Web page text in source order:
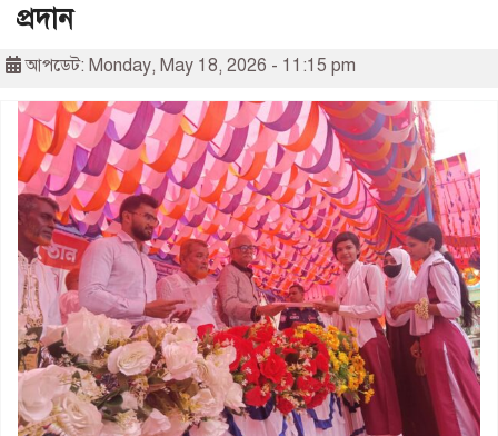
প্রদান
আপডেট: Monday, May 18, 2026 - 11:15 pm